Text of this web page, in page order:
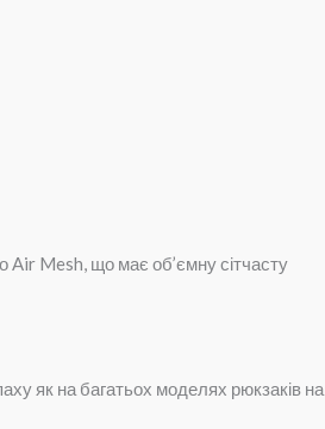
Air Mesh, що має об’ємну сітчасту
як на багатьох моделях рюкзаків на